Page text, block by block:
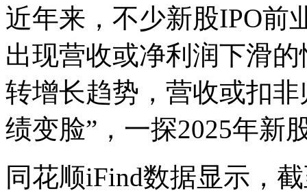
近年来，不少新股IPO前
出现营收或净利润下滑
转增长趋势，营收或扣
绩变脸”，一探2025年新
同花顺iFind数据显示，